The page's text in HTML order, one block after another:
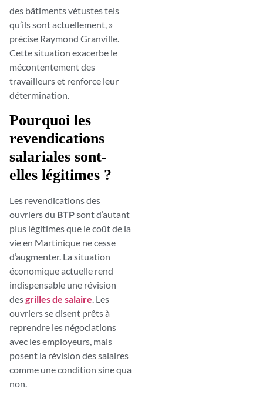
des bâtiments vétustes tels
qu’ils sont actuellement, »
précise Raymond Granville.
Cette situation exacerbe le
mécontentement des
travailleurs et renforce leur
détermination.
Pourquoi les
revendications
salariales sont-
elles légitimes ?
Les revendications des
ouvriers du BTPsont d’autant
plus légitimes que le coût de la
vie en Martinique ne cesse
d’augmenter. La situation
économique actuelle rend
indispensable une révision
desgrilles de salaire . Les
ouvriers se disent prêts à
reprendre les négociations
avec les employeurs, mais
posent la révision des salaires
comme une condition sine qua
non.